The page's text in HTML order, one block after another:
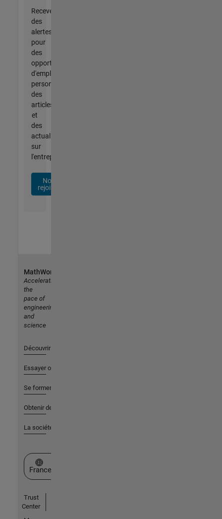
Recevez
des
alertes
pour
des
opportunités
d'emploi
personnalisées,
des
articles
et
des
actualités
sur
l'entreprise.
Nous
rejoindre
MathWorks
Accelerating
the
pace of
engineering
and
science
Découvrir les produits
Essayer ou acheter
Se former
Obtenir de l'aide
La société
Sélectionner un site web
France
Trust
Center